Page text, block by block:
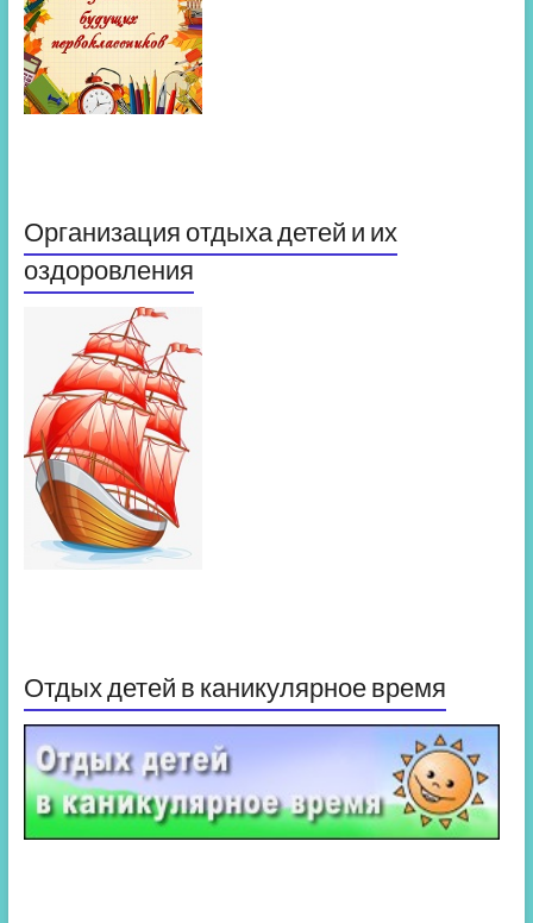
Организация отдыха детей и их
оздоровления
Отдых детей в каникулярное время